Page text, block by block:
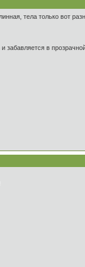
тела только вот
забавляется в